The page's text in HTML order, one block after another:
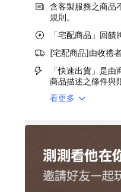
含客製服務之商品
規則。
「宅配商品」回
[宅配商品]由收禮
「快速出貨」是
商品描述之條件與
看更多